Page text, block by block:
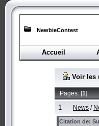
NewbieContest
Accueil
Voir les
Pages: [1]
1 News /
Citation de: